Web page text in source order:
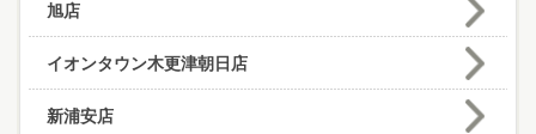
旭店
イオンタウン木更津朝日店
新浦安店